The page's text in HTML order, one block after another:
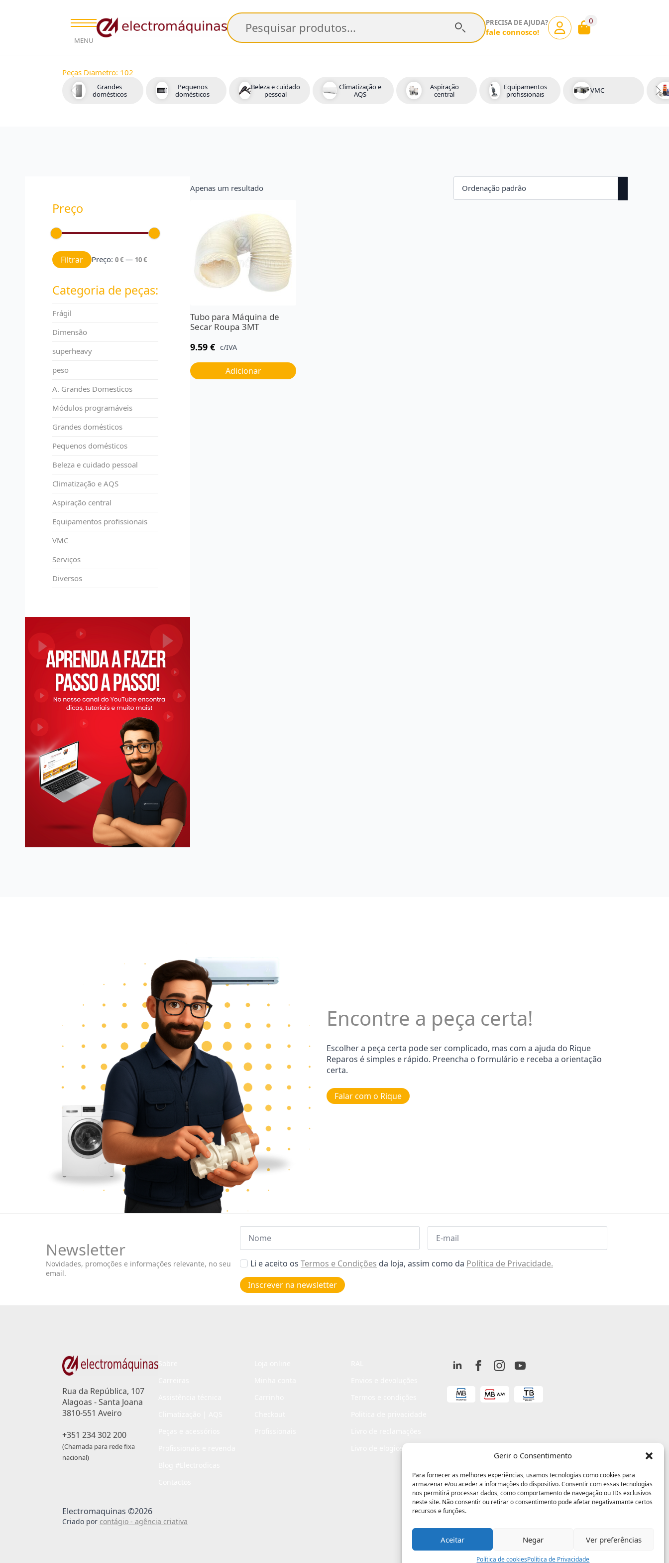
Gerir o Consentimento
Para fornecer as melhores experiências, usamos tecnologias como cookies para
armazenar e/ou aceder a informações do dispositivo. Consentir com essas tecnologias
nos permitirá processar dados, como comportamento de navegação ou IDs exclusivos
neste site. Não consentir ou retirar o consentimento pode afetar negativamante certos
recursos e funções.
Aceitar Negar Ver preferências
Política de cookiesPolítica de Privacidade
MENU
Pesquisar PRECISA DE AJUDA?
fale connosco!
0
Peças Diametro: 102
Grandes
domésticos
Pequenos
domésticos
Beleza e cuidado
pessoal
Climatização e
AQS
Aspiração
central
Equipamentos
profissionais
VMC
Preço
Preço mínimo
Preço máximo
Filtrar Preço: 0 € — 10 €
Categoria de peças:
Frágil
Dimensão
superheavy
peso
A. Grandes Domesticos
Módulos programáveis
Grandes domésticos
Pequenos domésticos
Beleza e cuidado pessoal
Climatização e AQS
Aspiração central
Equipamentos profissionais
VMC
Serviços
Diversos
Apenas um resultado
Tubo para Máquina de
Secar Roupa 3MT
9.59€ c/IVA
Adicionar
Encontre a peça certa!
Escolher a peça certa pode ser complicado, mas com a ajuda do Rique
Reparos é simples e rápido. Preencha o formulário e receba a orientação
certa.
Falar com o Rique
Newsletter
Novidades, promoções e informações relevante, no seu
email.
Nome Email
Aceitar
de
privacidade
Li e aceito os Termos e Condições da loja, assim como da Política de Privacidade.
Inscrever na newsletter
Rua da República, 107
Alagoas - Santa Joana
3810-551 Aveiro
+351 234 302 200
(Chamada para rede fixa
nacional)
Livro de elogios
Electromaquinas ©2026
Criado por contágio - agência criativa